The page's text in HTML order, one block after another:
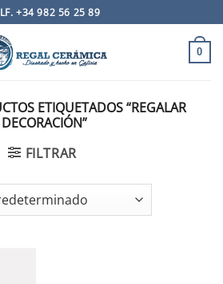
+34 982 56 25 89
0
ETIQUETADOS “REGALAR
DECORACIÓN”
FILTRAR